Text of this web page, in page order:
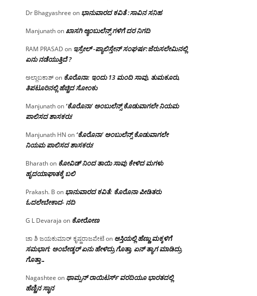
Dr Bhagyashree on ಭಾನುವಾರದ ಕವಿತೆ :ಸಾವಿನ ಸನಿಹ
Manjunathonಖಾಸಗಿ ಆ್ಯಂಬುಲೆನ್ಸ್ ಗಳಿಗೆ ದರ ನಿಗದಿ
RAM PRASAD on ಇಸ್ರೇಲ್ -ಪ್ಯಾಲಿಸ್ತೇನ್ ಸಂಘರ್ಷ:ಜೆರುಸಲೇಮಿನಲ್ಲಿ
ಏನು ನಡೆಯುತ್ತಿದೆ ?
ಅಲ್ಲಾಬಕಾಶ್on ಕೊರೊನಾ: ಇಂದು 13 ಮಂದಿ ಸಾವು, ತುಮಕೂರು,
ತಿಪಟೂರಿನಲ್ಲಿ ಹೆಚ್ಚಿದ ಸೋಂಕು
Manjunathon ‘ಕೊರೊನಾ’ ಅಂಬುಲೆನ್ಸ್ ಕೊಡುವಾಗಲೇ ನಿಯಮ
ಪಾಲಿಸದ ಶಾಸಕರು!
Manjunath HN on ‘ಕೊರೊನಾ’ ಅಂಬುಲೆನ್ಸ್ ಕೊಡುವಾಗಲೇ
ನಿಯಮ ಪಾಲಿಸದ ಶಾಸಕರು!
Bharathon ಕೋವಿಡ್ ನಿಂದ ತಾಯಿ ಸಾವು ಕೇಳಿದ ಮಗಳು
ಹೃದಯಾಘಾತಕ್ಕೆ ಬಲಿ
Prakash. B on ಭಾನುವಾರದ ಕವಿತೆ: ಕೊರೊನಾ ಪೀಡಿತರು
ಓದಲೇಬೇಕಾದ- ನದಿ
G L Devaraja on ಕೋರೋಣ
ಚಾ ಶಿ ಜಯಕುಮಾರ್ ಕೃಷ್ಣರಾಜಪೇಟೆon ಆಸ್ತಿಯಲ್ಲಿ ಹೆಣ್ಣು ಮಕ್ಕಳಿಗೆ
ಸಮಭಾಗ; ಅಂಬೇಡ್ಕರ್ ಏನು ಹೇಳಿದ್ರು ಗೊತ್ತಾ, ಏನ್ ತ್ಯಾಗ ಮಾಡಿದ್ರು
ಗೊತ್ತಾ…
Nagashtee on ಥಾಮ್ಸನ್ ರಾಯಿಟರ್ಸ್ ವರದಿಯೂ ಭಾರತದಲ್ಲಿ
ಹೆಣ್ಣಿನ ಸ್ಥಾನ‌